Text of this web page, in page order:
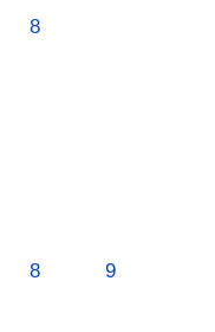
8
8 9